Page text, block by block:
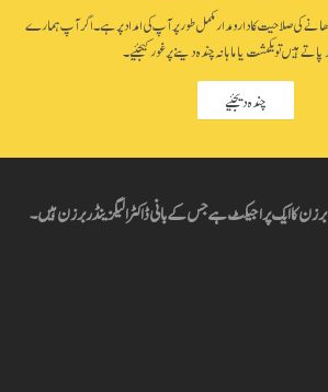
کی صلاحیت کا دارومدار مکمل طور پر آپ کی امداد پر ہے۔ اگر آپ ہمارے
پاتے ہیں تو یکمشت یا ماہانہ چندہ دینے پر غور کیجئیے۔
چندہ دیجئیے
برزن کا ایک پراجیکٹ ہے جس کے بانی ڈاکٹر الیگزینڈر برزن ہیں۔